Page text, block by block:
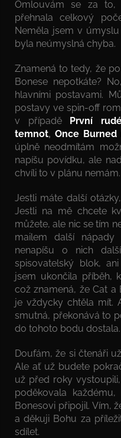
Omlouvám se za
přehnala celkový
Neměla jsem v
byla neúmyslná chyba.
Znamená to tedy, že po
Bonese nepotkáte?
hlavními postavami.
postavy ve spin-off
v případě První
temnot,Once Burned
úplně neodmítám
napíšu povídku, ale
chvíli to v plánu nemám.
Jestli máte další
Jestli na mě chcete
můžete, ale nic se tím
mailem další
nenapíšu o nich
spisovatelský blok,
jsem ukončila příběh,
což znamená, že Cat
je vždycky chtěla mít.
smutná, překonává to
do tohoto bodu dostala.
Doufám, že si čtenáři
Ale ať už budete
už před roky
poděkovala
Bonesovi připojil. Vím,
a děkuji Bohu za
sdílet.